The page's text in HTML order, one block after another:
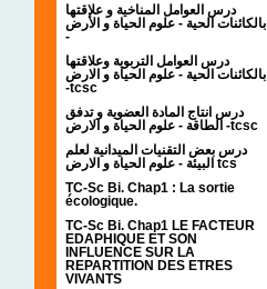
درس العوامل المناخية و علاقتها
بالكائنات الحية - علوم الحياة و الأرض
-
درس العوامل التربوية وعلاقتها
بالكائنات الحية - علوم الحياة و الارض
-tcsc
درس انتاج المادة العضوية و تدفق
الطاقة - علوم الحياة و الارض -tcsc
درس بعض التقنيات الميدانية لعلم
البيئة - علوم الحياة و الارض tcs
TC-Sc Bi. Chap1 : La sortie
écologique.
TC-Sc Bi. Chap1 LE FACTEUR
EDAPHIQUE ET SON
INFLUENCE SUR LA
REPARTITION DES ETRES
VIVANTS